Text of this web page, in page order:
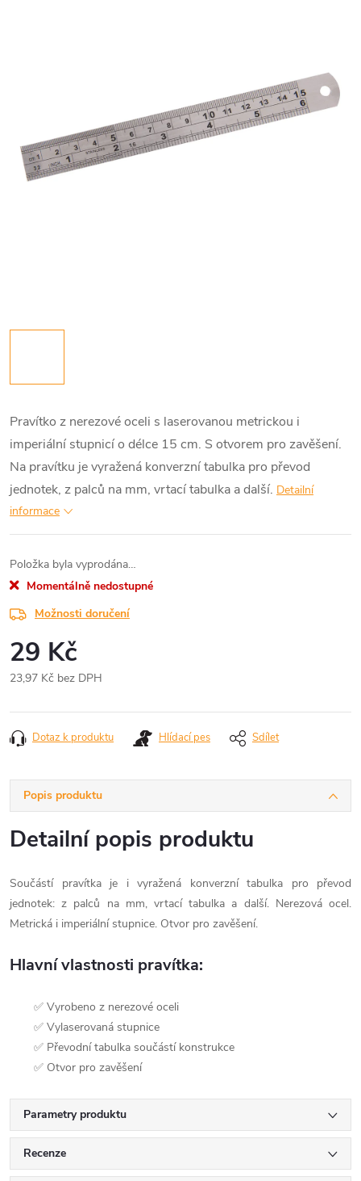
Pravítko z nerezové oceli s laserovanou metrickou i
imperiální stupnicí o délce 15 cm. S otvorem pro zavěšení.
Na pravítku je vyražená konverzní tabulka pro převod
jednotek, z palců na mm, vrtací tabulka a další. Detailní
informace
Položka byla vyprodána…
Momentálně nedostupné
Možnosti doručení
29 Kč
23,97 Kč bez DPH
cena:
Dotaz k produktu Hlídací pes Sdílet
Popis produktu
Detailní popis produktu
Součástí pravítka je i vyražená konverzní tabulka pro převod
jednotek: z palců na mm, vrtací tabulka a další. Nerezová ocel.
Metrická i imperiální stupnice. Otvor pro zavěšení.
Hlavní vlastnosti pravítka:
✅ Vyrobeno z nerezové oceli
✅ Vylaserovaná stupnice
✅ Převodní tabulka součástí konstrukce
✅ Otvor pro zavěšení
Parametry produktu
Recenze